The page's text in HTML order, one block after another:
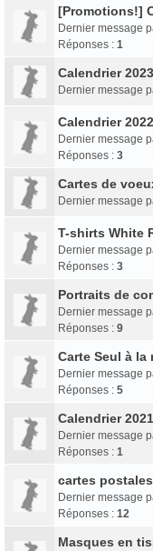
[Promotions!]
Dernier message
Réponses : 1
Calendrier
Dernier message
Calendrier
Dernier message
Réponses : 3
Cartes de
Dernier message
T-shirts White
Dernier message
Réponses : 3
Portraits de
Dernier message
Réponses : 9
Carte Seul à la
Dernier message
Réponses : 5
Calendrier
Dernier message
Réponses : 1
cartes postales
Dernier message
Réponses : 12
Masques en